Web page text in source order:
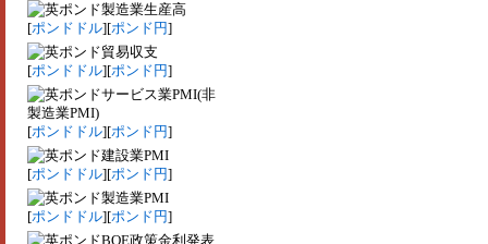
製造業生産高
[ポンドドル][ポンド円]
貿易収支
[ポンドドル][ポンド円]
サービス業PMI(非
製造業PMI)
[ポンドドル][ポンド円]
建設業PMI
[ポンドドル][ポンド円]
製造業PMI
[ポンドドル][ポンド円]
BOE政策金利発表